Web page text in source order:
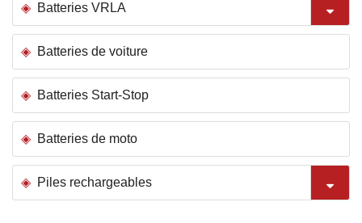
Batteries VRLA
Batteries de voiture
Batteries Start-Stop
Batteries de moto
Piles rechargeables